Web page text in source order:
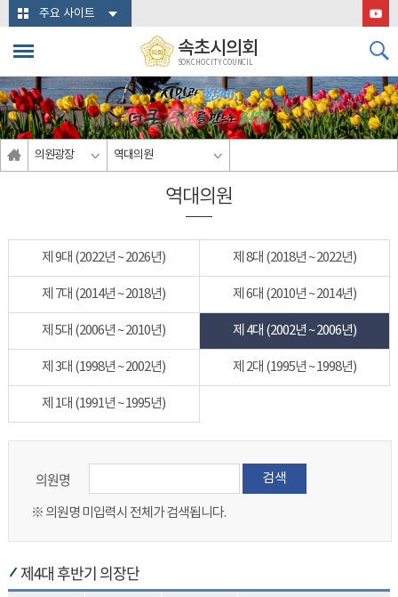
본문바로가기주요 사이트
속초시의회
SOKCHO CITY COUNCIL
의원광장 역대의원
역대의원
제 9대 (2022년 ~ 2026년) 제 8대 (2018년 ~ 2022년)
제 7대 (2014년 ~ 2018년) 제 6대 (2010년 ~ 2014년)
제 5대 (2006년 ~ 2010년) 제 4대 (2002년 ~ 2006년)
제 3대 (1998년 ~ 2002년) 제 2대 (1995년 ~ 1998년)
제 1대 (1991년 ~ 1995년)
의원명 검색
※ 의원명 미입력시 전체가 검색됩니다.
제4대 후반기 의장단